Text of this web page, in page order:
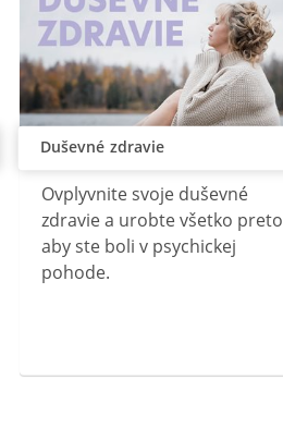
Duševné zdravie
Ovplyvnite svoje duševné
zdravie a urobte všetko preto
aby ste boli v psychickej
pohode.